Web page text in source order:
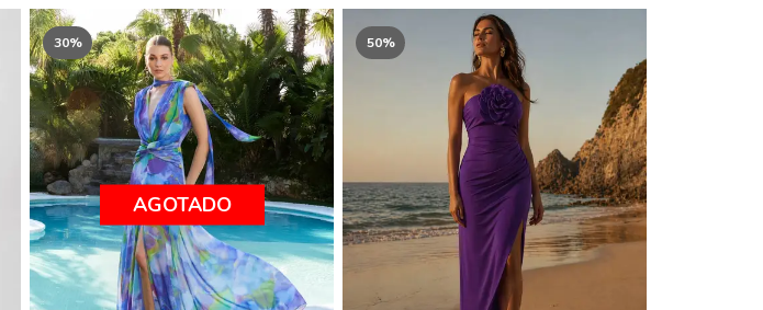
30%
AGOTADO
50%